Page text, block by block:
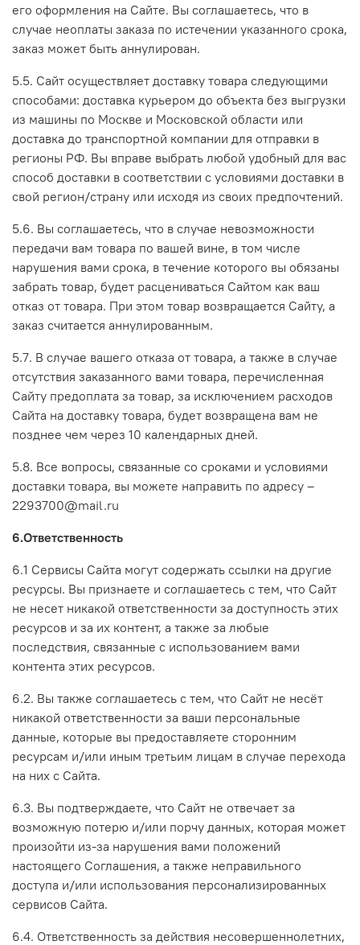
его оформления на Сайте. Вы соглашаетесь, что в
случае неоплаты заказа по истечении указанного срока,
заказ может быть аннулирован.
5.5. Сайт осуществляет доставку товара следующими
способами: доставка курьером до объекта без выгрузки
из машины по Москве и Московской области или
доставка до транспортной компании для отправки в
регионы РФ. Вы вправе выбрать любой удобный для вас
способ доставки в соответствии с условиями доставки в
свой регион/страну или исходя из своих предпочтений.
5.6. Вы соглашаетесь, что в случае невозможности
передачи вам товара по вашей вине, в том числе
нарушения вами срока, в течение которого вы обязаны
забрать товар, будет расцениваться Сайтом как ваш
отказ от товара. При этом товар возвращается Сайту, а
заказ считается аннулированным.
5.7. В случае вашего отказа от товара, а также в случае
отсутствия заказанного вами товара, перечисленная
Сайту предоплата за товар, за исключением расходов
Сайта на доставку товара, будет возвращена вам не
позднее чем через 10 календарных дней.
5.8. Все вопросы, связанные со сроками и условиями
доставки товара, вы можете направить по адресу –
2293700@mail.ru
6.Ответственность
6.1 Сервисы Сайта могут содержать ссылки на другие
ресурсы. Вы признаете и соглашаетесь с тем, что Сайт
не несет никакой ответственности за доступность этих
ресурсов и за их контент, а также за любые
последствия, связанные с использованием вами
контента этих ресурсов.
6.2. Вы также соглашаетесь с тем, что Сайт не несёт
никакой ответственности за ваши персональные
данные, которые вы предоставляете сторонним
ресурсам и/или иным третьим лицам в случае перехода
на них с Сайта.
6.3. Вы подтверждаете, что Сайт не отвечает за
возможную потерю и/или порчу данных, которая может
произойти из-за нарушения вами положений
настоящего Соглашения, а также неправильного
доступа и/или использования персонализированных
сервисов Сайта.
6.4. Ответственность за действия несовершеннолетних,